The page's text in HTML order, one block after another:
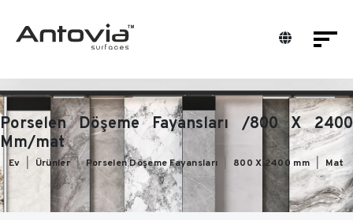
Porselen Döşeme Fayansları /800 X 2400
Mm/mat
Ev Ürünler Porselen Döşeme Fayansları 800 X 2400 mm Mat